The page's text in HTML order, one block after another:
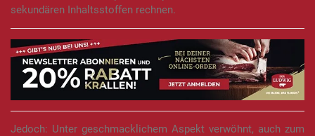
sekundären Inhaltsstoffen rechnen.
Jedoch: Unter geschmacklichem Aspekt verwöhnt, auch zum